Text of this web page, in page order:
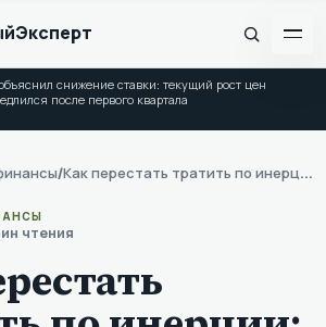
Эксперт
снижение ставки: текущий рост цен
после первого квартала
/ Как перестать тратить по инерции: семейный аудит подписок и мелких платежей
чтения